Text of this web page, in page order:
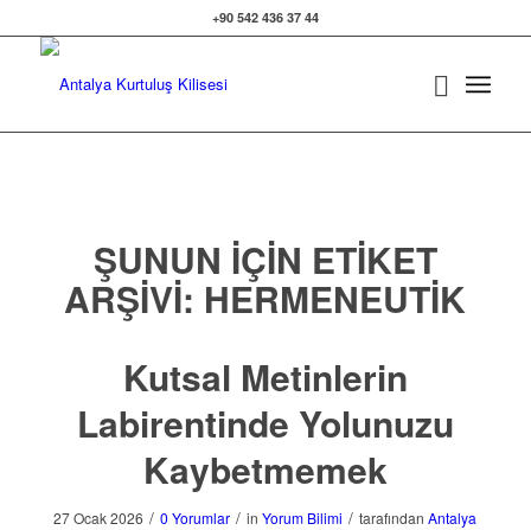
+90 542 436 37 44
ŞUNUN IÇIN ETIKET
ARŞIVI: HERMENEUTIK
Kutsal Metinlerin
Labirentinde Yolunuzu
Kaybetmemek
27 Ocak 2026 / 0 Yorumlar / inYorum Bilimi / tarafındanAntalya